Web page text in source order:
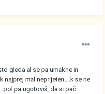
gleda al se pa umakne in
mal neprijeten....k se ne
pa ugotoviš, da si pač